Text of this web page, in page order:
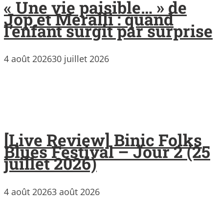
« Une vie paisible… » de
Jop et Meralli : quand
l’enfant surgit par surprise
4 août 202630 juillet 2026
[Live Review] Binic Folks
Blues Festival – Jour 2 (25
juillet 2026)
4 août 20263 août 2026